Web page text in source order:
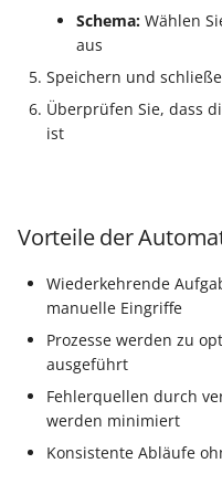
Schema:Wählen
aus
Speichern und
Überprüfen Sie, dass
ist
Vorteile der
Wiederkehrende
manuelle Eingriffe
Prozesse werden zu
ausgeführt
Fehlerquellen durch
werden minimiert
Konsistente Abläufe